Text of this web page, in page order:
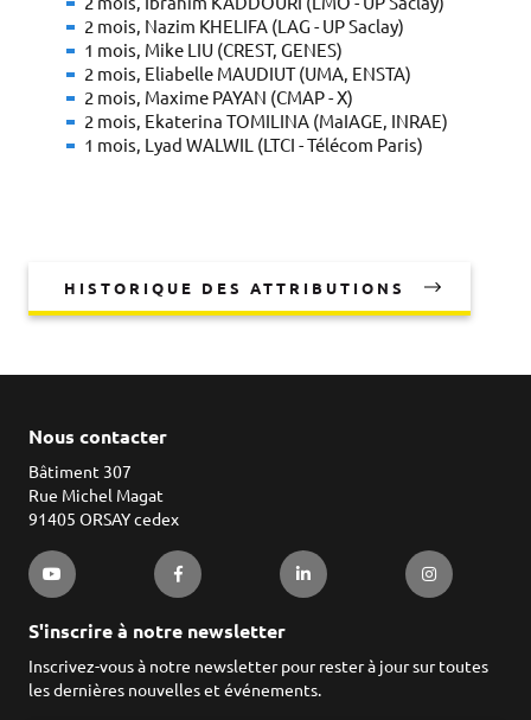
2 mois, Nazim KHELIFA (LAG - UP Saclay)
1 mois, Mike LIU (CREST, GENES)
2 mois, Eliabelle MAUDIUT (UMA, ENSTA)
2 mois, Maxime PAYAN (CMAP - X)
2 mois, Ekaterina TOMILINA (MaIAGE, INRAE)
1 mois, Lyad WALWIL (LTCI - Télécom Paris)
HISTORIQUE DES ATTRIBUTIONS
Nous contacter
Bâtiment 307
Rue Michel Magat
91405 ORSAY cedex
S'inscrire à notre newsletter
Inscrivez-vous à notre newsletter pour rester à jour sur toutes
les dernières nouvelles et événements.